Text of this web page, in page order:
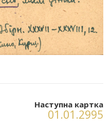
Наступна картка
01.01.2995